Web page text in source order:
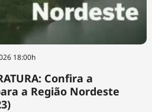
18:00h
Confira a
a Região Nordeste